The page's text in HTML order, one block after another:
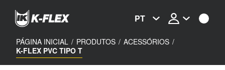
conteúdo
PT
PÁGINA INICIAL / PRODUTOS / ACESSÓRIOS /
K-FLEX PVC TIPO T